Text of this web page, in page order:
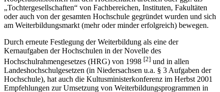
„Tochtergesellschaften“ von Fachbereichen, Instituten, Fakultäten
oder auch von der gesamten Hochschule gegründet wurden und sich
am Weiterbildungsmarkt (mehr oder minder erfolgreich) bewegen.
Durch erneute Festlegung der Weiterbildung als eine der
Kernaufgaben der Hochschulen in der Novelle des
Hochschulrahmengesetzes (HRG) von 1998 [2] und in allen
Landeshochschulgesetzen (in Niedersachsen u.a. § 3 Aufgaben der
Hochschule), hat auch die Kultusministerkonferenz im Herbst 2001
Empfehlungen zur Umsetzung von Weiterbildungsprogrammen in